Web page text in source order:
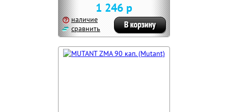
1 246 р
наличие
сравнить